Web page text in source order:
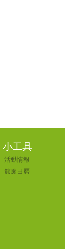
小工具
活動情報
節慶日曆